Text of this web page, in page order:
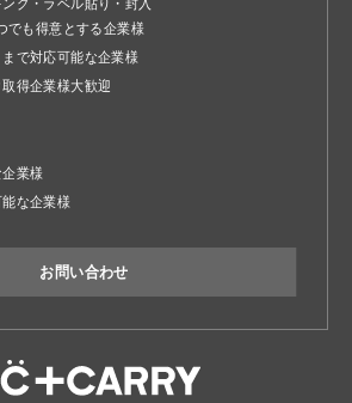
グ・ラベル貼り・封入
でも得意とする企業様
で対応可能な企業様
得企業様大歓迎
業様
な企業様
お問い合わせ